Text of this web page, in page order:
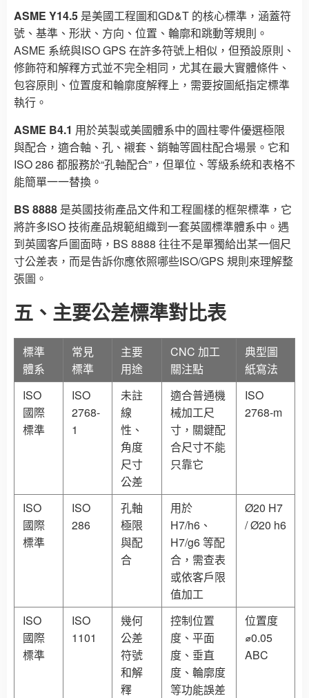
ASME Y14.5 是美國工程圖和GD&T 的核心標準，涵蓋符
號、基準、形狀、方向、位置、輪廓和跳動等規則。
ASME 系統與ISO GPS 在許多符號上相似，但預設原則、
修飾符和解釋方式並不完全相同，尤其在最大實體條件、
包容原則、位置度和輪廓度解釋上，需要按圖紙指定標準
執行。
ASME B4.1 用於英製或美國體系中的圓柱零件優選極限
與配合，適合軸、孔、襯套、銷軸等圓柱配合場景。它和
ISO 286 都服務於“孔軸配合”，但單位、等級系統和表格不
能簡單一一替換。
BS 8888 是英國技術產品文件和工程圖樣的框架標準，它
將許多ISO 技術產品規範組織到一套英國標準體系中。遇
到英國客戶圖面時，BS 8888 往往不是單獨給出某一個尺
寸公差表，而是告訴你應依照哪些ISO/GPS 規則來理解整
張圖。
五、主要公差標準對比表
標準
體系
常見
標準
主要
用途
CNC 加工
關注點
典型圖
紙寫法
ISO
國際
標準
ISO
2768-
1
未註
線
性、
角度
尺寸
公差
適合普通機
械加工尺
寸，關鍵配
合尺寸不能
只靠它
ISO
2768-m
ISO
國際
標準
ISO
286
孔軸
極限
與配
合
用於
H7/h6、
H7/g6 等配
合，需查表
或依客戶限
值加工
Ø20 H7
/ Ø20 h6
ISO
國際
標準
ISO
1101
幾何
公差
符號
和解
釋
控制位置
度、平面
度、垂直
度、輪廓度
等功能誤差
位置度
⌀0.05
ABC